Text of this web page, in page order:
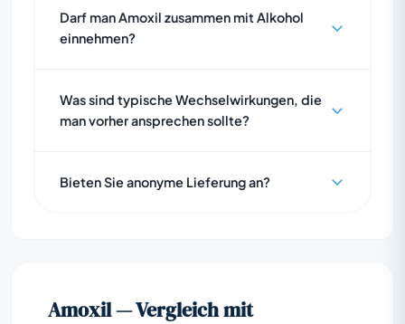
Darf man Amoxil zusammen mit Alkohol
einnehmen?
Was sind typische Wechselwirkungen, die
man vorher ansprechen sollte?
Bieten Sie anonyme Lieferung an?
Amoxil — Vergleich mit